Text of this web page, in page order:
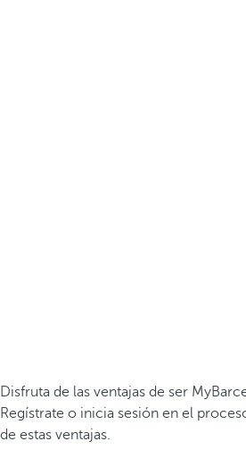
Disfruta de las ventajas de ser
Regístrate o inicia sesión en el
de estas ventajas.